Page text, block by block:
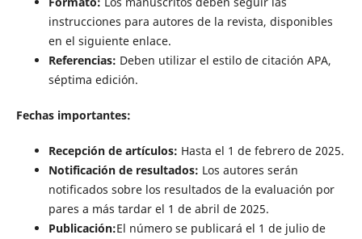
instrucciones para autores de la revista, disponibles
en el siguiente enlace.
Referencias: Deben utilizar el estilo de citación APA,
séptima edición.
Fechas importantes:
Recepción de artículos: Hasta el 1 de febrero de 2025.
Notificación de resultados: Los autores serán
notificados sobre los resultados de la evaluación por
pares a más tardar el 1 de abril de 2025.
Publicación:El número se publicará el 1 de julio de